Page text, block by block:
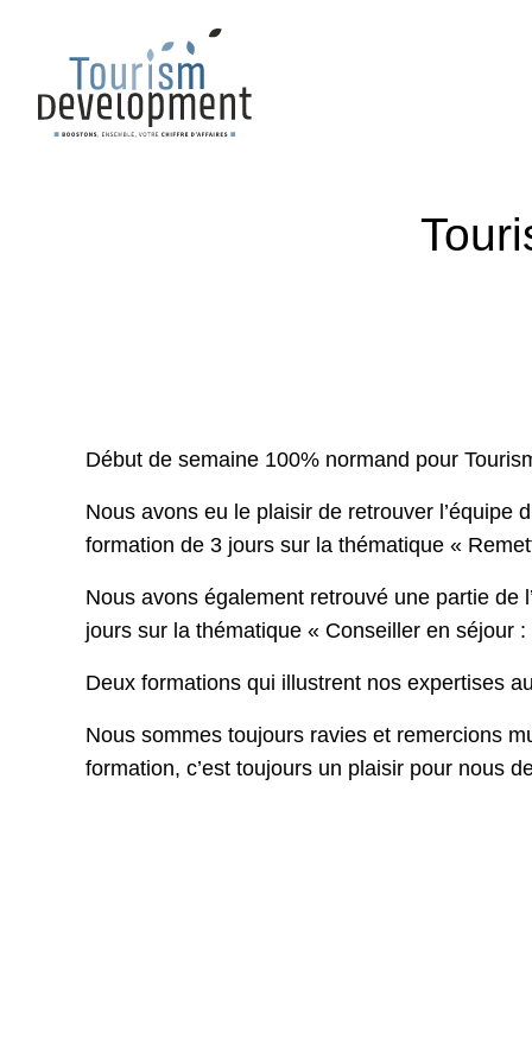
Début de semaine 100% normand pour
Nous avons eu le plaisir de retrouver l’équipe
formation de 3 jours sur la thématique «
Nous avons également retrouvé une partie de
jours sur la thématique « Conseiller en séjour
Deux formations qui illustrent nos expertises
Nous sommes toujours ravies et remercions
formation, c’est toujours un plaisir pour nous